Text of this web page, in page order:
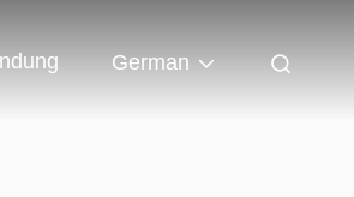
German